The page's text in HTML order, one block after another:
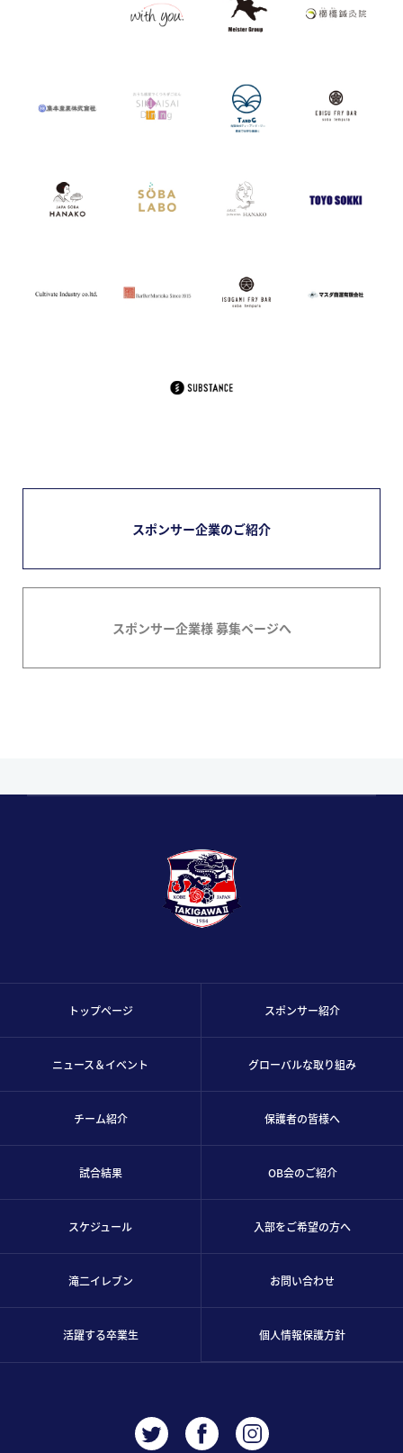
スポンサー企業のご紹介
スポンサー企業様 募集ページへ
トップページ
ニュース＆イベント
チーム紹介
試合結果
スケジュール
滝二イレブン
活躍する卒業生
スポンサー紹介
グローバルな取り組み
保護者の皆様へ
OB会のご紹介
入部をご希望の方へ
お問い合わせ
個人情報保護方針